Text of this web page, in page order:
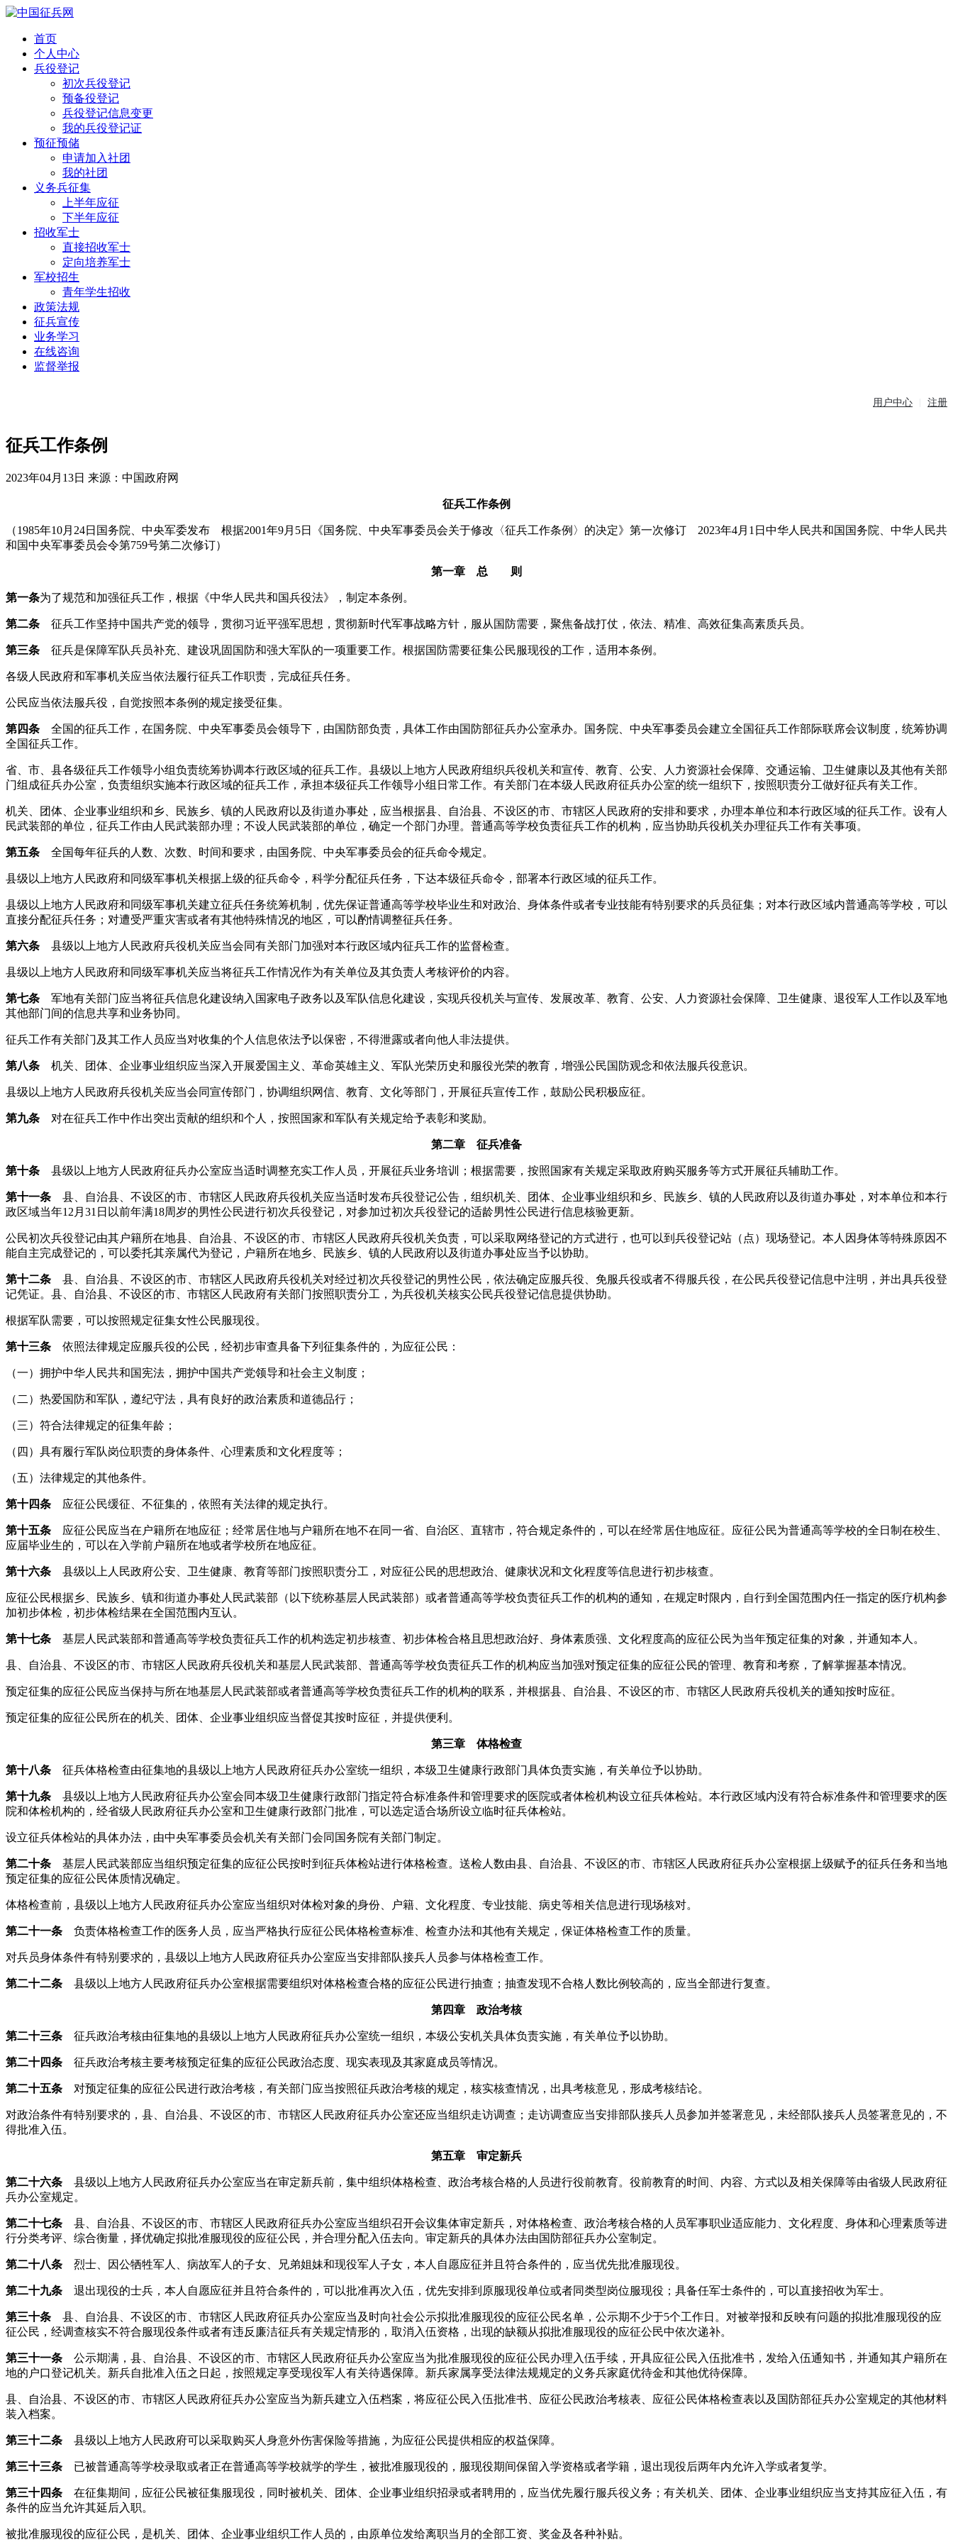
首页
个人中心
兵役登记
初次兵役登记
预备役登记
兵役登记信息变更
我的兵役登记证
预征预储
申请加入社团
我的社团
义务兵征集
上半年应征
下半年应征
招收军士
直接招收军士
定向培养军士
军校招生
青年学生招收
政策法规
征兵宣传
业务学习
在线咨询
监督举报
用户中心 注册
征兵工作条例
2023年04月13日 来源：中国政府网
征兵工作条例
（1985年10月24日国务院、中央军委发布 根据2001年9月5日《国务院、中央军事委员会关于修改〈征兵工作条例〉的决定》第一次修订 2023年4月1日中华人民共和国国务院、中华人民共
和国中央军事委员会令第759号第二次修订）
第一章 总 则
第一条为了规范和加强征兵工作，根据《中华人民共和国兵役法》，制定本条例。
第二条 征兵工作坚持中国共产党的领导，贯彻习近平强军思想，贯彻新时代军事战略方针，服从国防需要，聚焦备战打仗，依法、精准、高效征集高素质兵员。
第三条 征兵是保障军队兵员补充、建设巩固国防和强大军队的一项重要工作。根据国防需要征集公民服现役的工作，适用本条例。
各级人民政府和军事机关应当依法履行征兵工作职责，完成征兵任务。
公民应当依法服兵役，自觉按照本条例的规定接受征集。
第四条 全国的征兵工作，在国务院、中央军事委员会领导下，由国防部负责，具体工作由国防部征兵办公室承办。国务院、中央军事委员会建立全国征兵工作部际联席会议制度，统筹协调
全国征兵工作。
省、市、县各级征兵工作领导小组负责统筹协调本行政区域的征兵工作。县级以上地方人民政府组织兵役机关和宣传、教育、公安、人力资源社会保障、交通运输、卫生健康以及其他有关部
门组成征兵办公室，负责组织实施本行政区域的征兵工作，承担本级征兵工作领导小组日常工作。有关部门在本级人民政府征兵办公室的统一组织下，按照职责分工做好征兵有关工作。
机关、团体、企业事业组织和乡、民族乡、镇的人民政府以及街道办事处，应当根据县、自治县、不设区的市、市辖区人民政府的安排和要求，办理本单位和本行政区域的征兵工作。设有人
民武装部的单位，征兵工作由人民武装部办理；不设人民武装部的单位，确定一个部门办理。普通高等学校负责征兵工作的机构，应当协助兵役机关办理征兵工作有关事项。
第五条 全国每年征兵的人数、次数、时间和要求，由国务院、中央军事委员会的征兵命令规定。
县级以上地方人民政府和同级军事机关根据上级的征兵命令，科学分配征兵任务，下达本级征兵命令，部署本行政区域的征兵工作。
县级以上地方人民政府和同级军事机关建立征兵任务统筹机制，优先保证普通高等学校毕业生和对政治、身体条件或者专业技能有特别要求的兵员征集；对本行政区域内普通高等学校，可以
直接分配征兵任务；对遭受严重灾害或者有其他特殊情况的地区，可以酌情调整征兵任务。
第六条 县级以上地方人民政府兵役机关应当会同有关部门加强对本行政区域内征兵工作的监督检查。
县级以上地方人民政府和同级军事机关应当将征兵工作情况作为有关单位及其负责人考核评价的内容。
第七条 军地有关部门应当将征兵信息化建设纳入国家电子政务以及军队信息化建设，实现兵役机关与宣传、发展改革、教育、公安、人力资源社会保障、卫生健康、退役军人工作以及军地
其他部门间的信息共享和业务协同。
征兵工作有关部门及其工作人员应当对收集的个人信息依法予以保密，不得泄露或者向他人非法提供。
第八条 机关、团体、企业事业组织应当深入开展爱国主义、革命英雄主义、军队光荣历史和服役光荣的教育，增强公民国防观念和依法服兵役意识。
县级以上地方人民政府兵役机关应当会同宣传部门，协调组织网信、教育、文化等部门，开展征兵宣传工作，鼓励公民积极应征。
第九条 对在征兵工作中作出突出贡献的组织和个人，按照国家和军队有关规定给予表彰和奖励。
第二章 征兵准备
第十条 县级以上地方人民政府征兵办公室应当适时调整充实工作人员，开展征兵业务培训；根据需要，按照国家有关规定采取政府购买服务等方式开展征兵辅助工作。
第十一条 县、自治县、不设区的市、市辖区人民政府兵役机关应当适时发布兵役登记公告，组织机关、团体、企业事业组织和乡、民族乡、镇的人民政府以及街道办事处，对本单位和本行
政区域当年12月31日以前年满18周岁的男性公民进行初次兵役登记，对参加过初次兵役登记的适龄男性公民进行信息核验更新。
公民初次兵役登记由其户籍所在地县、自治县、不设区的市、市辖区人民政府兵役机关负责，可以采取网络登记的方式进行，也可以到兵役登记站（点）现场登记。本人因身体等特殊原因不
能自主完成登记的，可以委托其亲属代为登记，户籍所在地乡、民族乡、镇的人民政府以及街道办事处应当予以协助。
第十二条 县、自治县、不设区的市、市辖区人民政府兵役机关对经过初次兵役登记的男性公民，依法确定应服兵役、免服兵役或者不得服兵役，在公民兵役登记信息中注明，并出具兵役登
记凭证。县、自治县、不设区的市、市辖区人民政府有关部门按照职责分工，为兵役机关核实公民兵役登记信息提供协助。
根据军队需要，可以按照规定征集女性公民服现役。
第十三条 依照法律规定应服兵役的公民，经初步审查具备下列征集条件的，为应征公民：
（一）拥护中华人民共和国宪法，拥护中国共产党领导和社会主义制度；
（二）热爱国防和军队，遵纪守法，具有良好的政治素质和道德品行；
（三）符合法律规定的征集年龄；
（四）具有履行军队岗位职责的身体条件、心理素质和文化程度等；
（五）法律规定的其他条件。
第十四条 应征公民缓征、不征集的，依照有关法律的规定执行。
第十五条 应征公民应当在户籍所在地应征；经常居住地与户籍所在地不在同一省、自治区、直辖市，符合规定条件的，可以在经常居住地应征。应征公民为普通高等学校的全日制在校生、
应届毕业生的，可以在入学前户籍所在地或者学校所在地应征。
第十六条 县级以上人民政府公安、卫生健康、教育等部门按照职责分工，对应征公民的思想政治、健康状况和文化程度等信息进行初步核查。
应征公民根据乡、民族乡、镇和街道办事处人民武装部（以下统称基层人民武装部）或者普通高等学校负责征兵工作的机构的通知，在规定时限内，自行到全国范围内任一指定的医疗机构参
加初步体检，初步体检结果在全国范围内互认。
第十七条 基层人民武装部和普通高等学校负责征兵工作的机构选定初步核查、初步体检合格且思想政治好、身体素质强、文化程度高的应征公民为当年预定征集的对象，并通知本人。
县、自治县、不设区的市、市辖区人民政府兵役机关和基层人民武装部、普通高等学校负责征兵工作的机构应当加强对预定征集的应征公民的管理、教育和考察，了解掌握基本情况。
预定征集的应征公民应当保持与所在地基层人民武装部或者普通高等学校负责征兵工作的机构的联系，并根据县、自治县、不设区的市、市辖区人民政府兵役机关的通知按时应征。
预定征集的应征公民所在的机关、团体、企业事业组织应当督促其按时应征，并提供便利。
第三章 体格检查
第十八条 征兵体格检查由征集地的县级以上地方人民政府征兵办公室统一组织，本级卫生健康行政部门具体负责实施，有关单位予以协助。
第十九条 县级以上地方人民政府征兵办公室会同本级卫生健康行政部门指定符合标准条件和管理要求的医院或者体检机构设立征兵体检站。本行政区域内没有符合标准条件和管理要求的医
院和体检机构的，经省级人民政府征兵办公室和卫生健康行政部门批准，可以选定适合场所设立临时征兵体检站。
设立征兵体检站的具体办法，由中央军事委员会机关有关部门会同国务院有关部门制定。
第二十条 基层人民武装部应当组织预定征集的应征公民按时到征兵体检站进行体格检查。送检人数由县、自治县、不设区的市、市辖区人民政府征兵办公室根据上级赋予的征兵任务和当地
预定征集的应征公民体质情况确定。
体格检查前，县级以上地方人民政府征兵办公室应当组织对体检对象的身份、户籍、文化程度、专业技能、病史等相关信息进行现场核对。
第二十一条 负责体格检查工作的医务人员，应当严格执行应征公民体格检查标准、检查办法和其他有关规定，保证体格检查工作的质量。
对兵员身体条件有特别要求的，县级以上地方人民政府征兵办公室应当安排部队接兵人员参与体格检查工作。
第二十二条 县级以上地方人民政府征兵办公室根据需要组织对体格检查合格的应征公民进行抽查；抽查发现不合格人数比例较高的，应当全部进行复查。
第四章 政治考核
第二十三条 征兵政治考核由征集地的县级以上地方人民政府征兵办公室统一组织，本级公安机关具体负责实施，有关单位予以协助。
第二十四条 征兵政治考核主要考核预定征集的应征公民政治态度、现实表现及其家庭成员等情况。
第二十五条 对预定征集的应征公民进行政治考核，有关部门应当按照征兵政治考核的规定，核实核查情况，出具考核意见，形成考核结论。
对政治条件有特别要求的，县、自治县、不设区的市、市辖区人民政府征兵办公室还应当组织走访调查；走访调查应当安排部队接兵人员参加并签署意见，未经部队接兵人员签署意见的，不
得批准入伍。
第五章 审定新兵
第二十六条 县级以上地方人民政府征兵办公室应当在审定新兵前，集中组织体格检查、政治考核合格的人员进行役前教育。役前教育的时间、内容、方式以及相关保障等由省级人民政府征
兵办公室规定。
第二十七条 县、自治县、不设区的市、市辖区人民政府征兵办公室应当组织召开会议集体审定新兵，对体格检查、政治考核合格的人员军事职业适应能力、文化程度、身体和心理素质等进
行分类考评、综合衡量，择优确定拟批准服现役的应征公民，并合理分配入伍去向。审定新兵的具体办法由国防部征兵办公室制定。
第二十八条 烈士、因公牺牲军人、病故军人的子女、兄弟姐妹和现役军人子女，本人自愿应征并且符合条件的，应当优先批准服现役。
第二十九条 退出现役的士兵，本人自愿应征并且符合条件的，可以批准再次入伍，优先安排到原服现役单位或者同类型岗位服现役；具备任军士条件的，可以直接招收为军士。
第三十条 县、自治县、不设区的市、市辖区人民政府征兵办公室应当及时向社会公示拟批准服现役的应征公民名单，公示期不少于5个工作日。对被举报和反映有问题的拟批准服现役的应
征公民，经调查核实不符合服现役条件或者有违反廉洁征兵有关规定情形的，取消入伍资格，出现的缺额从拟批准服现役的应征公民中依次递补。
第三十一条 公示期满，县、自治县、不设区的市、市辖区人民政府征兵办公室应当为批准服现役的应征公民办理入伍手续，开具应征公民入伍批准书，发给入伍通知书，并通知其户籍所在
地的户口登记机关。新兵自批准入伍之日起，按照规定享受现役军人有关待遇保障。新兵家属享受法律法规规定的义务兵家庭优待金和其他优待保障。
县、自治县、不设区的市、市辖区人民政府征兵办公室应当为新兵建立入伍档案，将应征公民入伍批准书、应征公民政治考核表、应征公民体格检查表以及国防部征兵办公室规定的其他材料
装入档案。
第三十二条 县级以上地方人民政府可以采取购买人身意外伤害保险等措施，为应征公民提供相应的权益保障。
第三十三条 已被普通高等学校录取或者正在普通高等学校就学的学生，被批准服现役的，服现役期间保留入学资格或者学籍，退出现役后两年内允许入学或者复学。
第三十四条 在征集期间，应征公民被征集服现役，同时被机关、团体、企业事业组织招录或者聘用的，应当优先履行服兵役义务；有关机关、团体、企业事业组织应当支持其应征入伍，有
条件的应当允许其延后入职。
被批准服现役的应征公民，是机关、团体、企业事业组织工作人员的，由原单位发给离职当月的全部工资、奖金及各种补贴。